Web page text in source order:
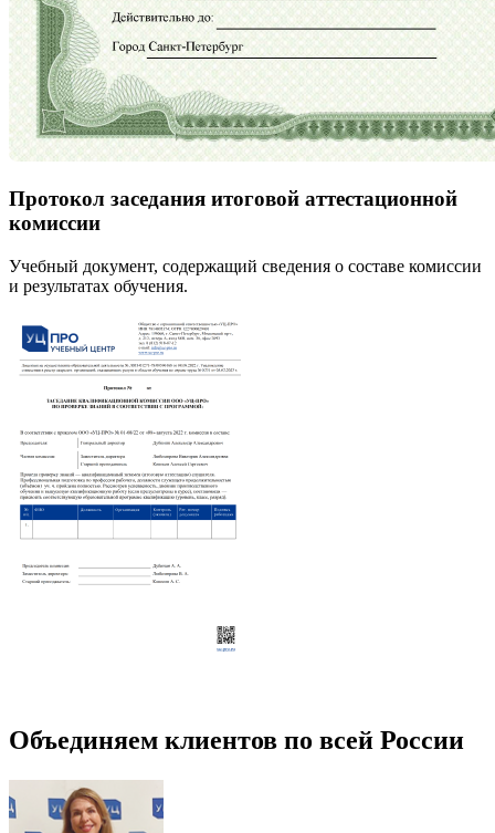
Протокол заседания итоговой аттестационной
комиссии
Учебный документ, содержащий сведения о составе комиссии
и результатах обучения.
Объединяем клиентов по всей России